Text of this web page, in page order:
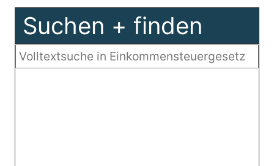
Suchen + finden